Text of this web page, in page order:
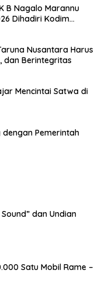
B Nagalo Marannu
Dihadiri Kodim
Nusantara Harus
dan Berintegritas
Mencintai Satwa di
dengan Pemerintah
dan Undian
Satu Mobil Rame –